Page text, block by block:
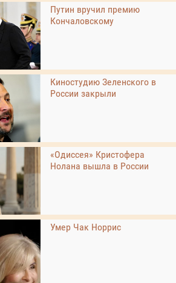
Путин вручил премию
Кончаловскому
Киностудию Зеленского в
России закрыли
«Одиссея» Кристофера
Нолана вышла в России
Умер Чак Норрис